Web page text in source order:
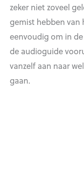
zeker niet zoveel
gemist hebben van
eenvoudig om in
de audioguide
vanzelf aan naar
gaan.